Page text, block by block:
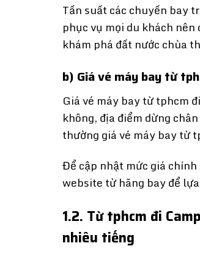
Tần suất các chuyến bay
phục vụ mọi du khách
khám phá đất nước chùa
b) Giá vé máy bay từ
Giá vé máy bay từ tphcm
không, địa điểm dừng
thường giá vé máy bay từ
Để cập nhật mức giá
website từ hãng bay để
1.2. Từ tphcm đi
nhiêu tiếng